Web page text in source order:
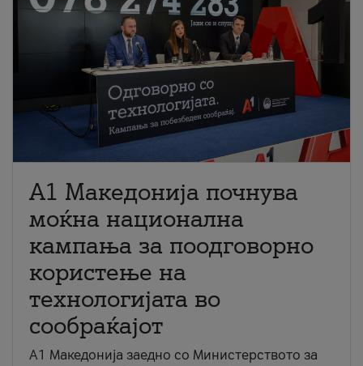
A1 Македонија почнува
моќна национална
кампања за поодговорно
користење на
технологијата во
сообраќајот
A1 Македонија заедно со Министерството за